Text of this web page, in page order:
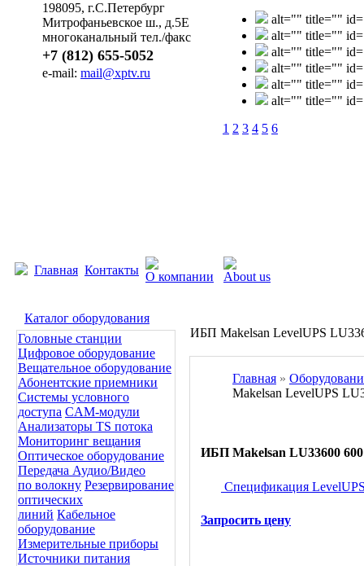
198095, г.С.Петербург
Митрофаньевское ш., д.5Е
многоканальный тел./факс
+7 (812) 655-5052
e-mail: mail@xptv.ru
alt="" title=""
alt="" title=""
alt="" title=""
alt="" title=""
alt="" title=""
alt="" title=""
1 2 3 4 5 6
Главная Контакты
Каталог оборудования
Головные станции
Цифровое оборудование
Вещательное оборудование
Абонентские приемники
Системы условного
доступа CAM-модули
Анализаторы TS потока
Мониторинг вещания
Оптическое оборудование
Передача Аудио/Видео
по волокну Резервирование
оптических
линий Кабельное
оборудование
Измерительные приборы
Источники питания
ИБП Makelsan LevelUPS
Главная »
Makelsan LevelUPS
ИБП Makelsan LU33600
Спецификация
Запросить цену